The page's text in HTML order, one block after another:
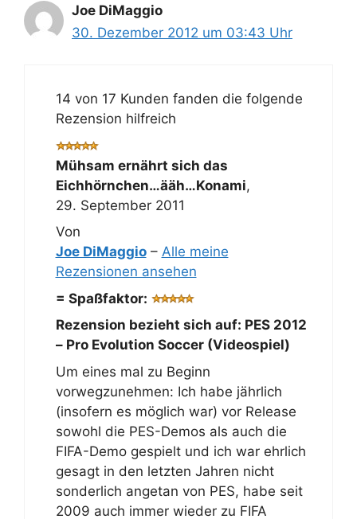
Joe DiMaggio
30. Dezember 2012 um 03:43 Uhr
14 von 17 Kunden fanden die folgende
Rezension hilfreich
Mühsam ernährt sich das
Eichhörnchen…ääh…Konami,
29. September 2011
Von
Joe DiMaggio– Alle meine
Rezensionen ansehen
= Spaßfaktor:
Rezension bezieht sich auf: PES 2012
– Pro Evolution Soccer (Videospiel)
Um eines mal zu Beginn
vorwegzunehmen: Ich habe jährlich
(insofern es möglich war) vor Release
sowohl die PES-Demos als auch die
FIFA-Demo gespielt und ich war ehrlich
gesagt in den letzten Jahren nicht
sonderlich angetan von PES, habe seit
2009 auch immer wieder zu FIFA